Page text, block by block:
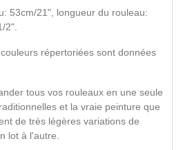
53cm/21", longueur du rouleau:
2".
répertoriées sont données
tous vos rouleaux en une seule
et la vraie peinture que
de très légères variations de
lot à l'autre.